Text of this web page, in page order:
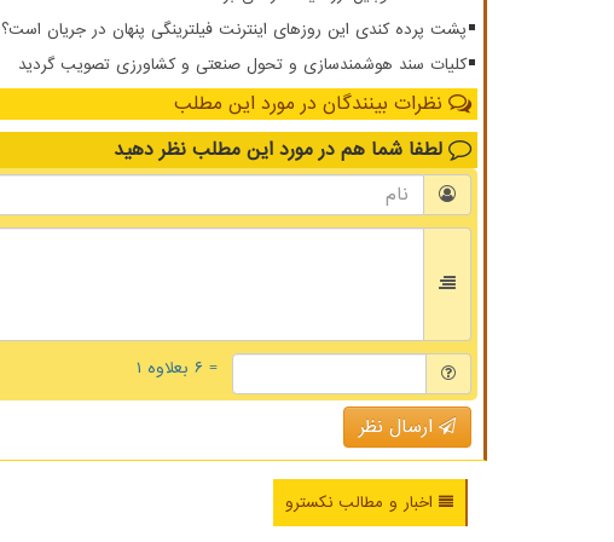
پشت پرده کندی این روزهای اینترنت فیلترینگی پنهان در جریان است؟
کلیات سند هوشمندسازی و تحول صنعتی و کشاورزی تصویب گردید
نظرات بینندگان در مورد این مطلب
لطفا شما هم در مورد این مطلب نظر دهید
= ۶ بعلاوه ۱
ارسال نظر
اخبار و مطالب نکسترو